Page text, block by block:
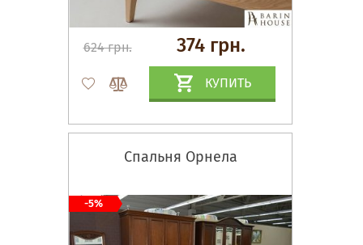
624 грн. 374 грн.
КУПИТЬ
Спальня Орнела
-5%